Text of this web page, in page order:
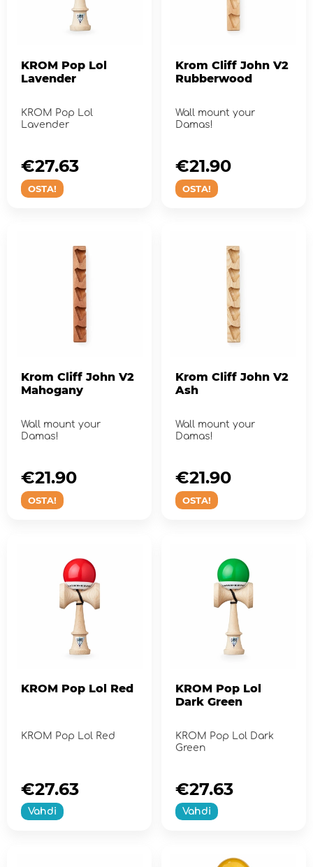
KROM Pop Lol
Lavender
KROM Pop Lol
Lavender
OSTA!
€27.63
Krom Cliff John V2
Rubberwood
Wall mount your
Damas!
OSTA!
€21.90
Krom Cliff John V2
Mahogany
Wall mount your
Damas!
OSTA!
€21.90
Krom Cliff John V2
Ash
Wall mount your
Damas!
OSTA!
€21.90
KROM Pop Lol Red
KROM Pop Lol Red
Vahdi
€27.63
KROM Pop Lol
Dark Green
KROM Pop Lol Dark
Green
Vahdi
€27.63